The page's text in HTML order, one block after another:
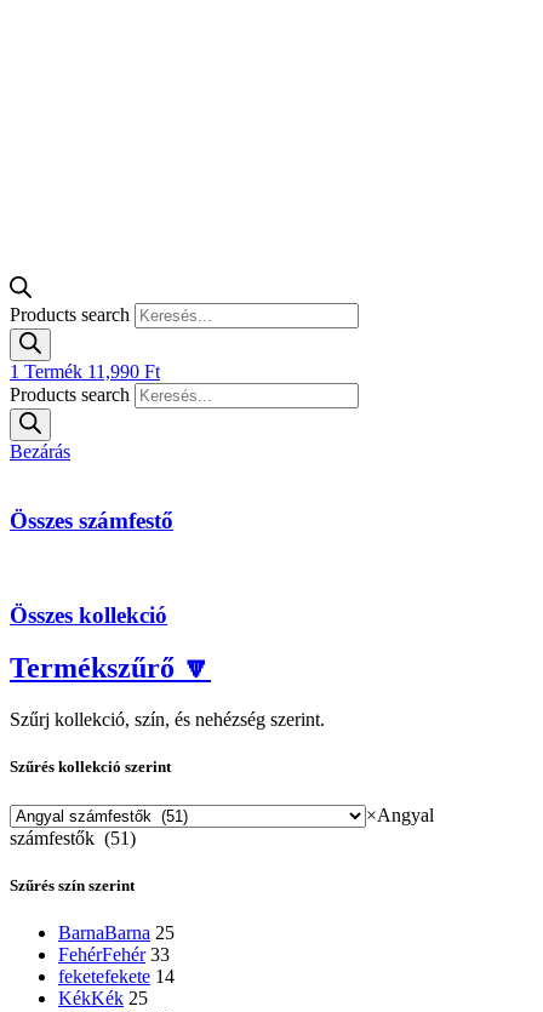
Products search
1 Termék 11,990 Ft
Products search
Bezárás
Összes számfestő
Összes kollekció
Termékszűrő 🔽
Szűrj kollekció, szín, és nehézség szerint.
Szűrés kollekció szerint
×Angyal
számfestők (51)
Szűrés szín szerint
BarnaBarna 25
FehérFehér 33
feketefekete 14
KékKék 25